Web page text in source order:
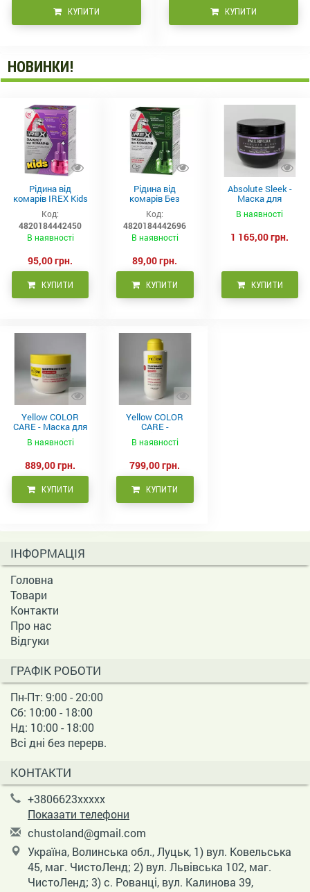
КУПИТИ КУПИТИ
НОВИНКИ!
Рідина від
комарів IREX Kids
д/дітей (30 ночей),
20мл
Код:
4820184442450
В наявності
95,00 грн.
КУПИТИ
Рідина від
комарів Без
запаху IREX (30
ночей), 20мл
Код:
4820184442696
В наявності
89,00 грн.
КУПИТИ
Absolute Sleek -
Маска для
неслухняного
волосся 300 мл
В наявності
1 165,00 грн.
КУПИТИ
Yellow COLOR
CARE - Маска для
фарбованого
волосся, 500 мл
В наявності
889,00 грн.
КУПИТИ
Yellow COLOR
CARE -
Кондиціонер для
фарбованого
В наявності
799,00 грн.
КУПИТИ
ІНФОРМАЦІЯ
Головна
Товари
Контакти
Про нас
Відгуки
ГРАФІК РОБОТИ
Пн-Пт: 9:00 - 20:00
Сб: 10:00 - 18:00
Нд: 10:00 - 18:00
Всі дні без перерв.
КОНТАКТИ
+3806623xxxxx
Показати телефони
chustoland@gmail.com
Україна, Волинська обл., Луцьк, 1) вул. Ковельська
45, маг. ЧистоЛенд; 2) вул. Львівська 102, маг.
ЧистоЛенд; 3) с. Рованці, вул. Калинова 39,